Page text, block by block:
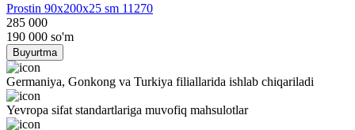
Prostin 90x200x25 sm 11270
285 000
190 000 so'm
Buyurtma
Germaniya, Gonkong va Turkiya filiallarida ishlab chiqariladi
Yevropa sifat standartlariga muvofiq mahsulotlar